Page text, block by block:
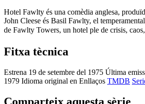
Hotel Fawlty és una comèdia anglesa,
John Cleese és Basil Fawlty, el
de Fawlty Towers, un hotel ple de crisis,
Fitxa tècnica
Estrena 19 de setembre del 1975 Última
1979 Idioma original en Enllaços TMDB
Comparteix aquesta sèrie